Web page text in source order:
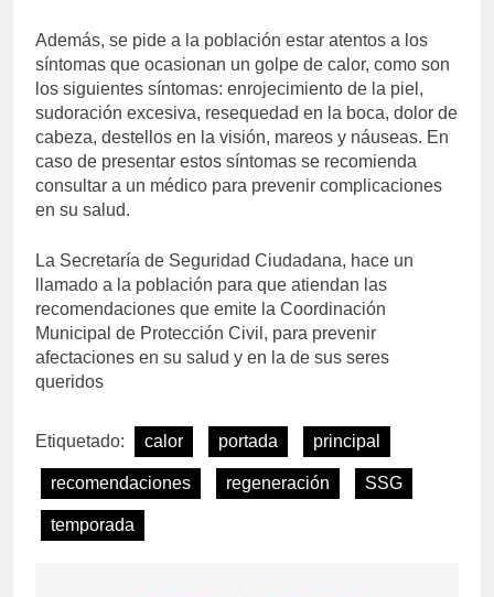
Además, se pide a la población estar atentos a los
síntomas que ocasionan un golpe de calor, como son
los siguientes síntomas: enrojecimiento de la piel,
sudoración excesiva, resequedad en la boca, dolor de
cabeza, destellos en la visión, mareos y náuseas. En
caso de presentar estos síntomas se recomienda
consultar a un médico para prevenir complicaciones
en su salud.
La Secretaría de Seguridad Ciudadana, hace un
llamado a la población para que atiendan las
recomendaciones que emite la Coordinación
Municipal de Protección Civil, para prevenir
afectaciones en su salud y en la de sus seres
queridos
Etiquetado: calor portada principal
recomendaciones regeneración SSG
temporada